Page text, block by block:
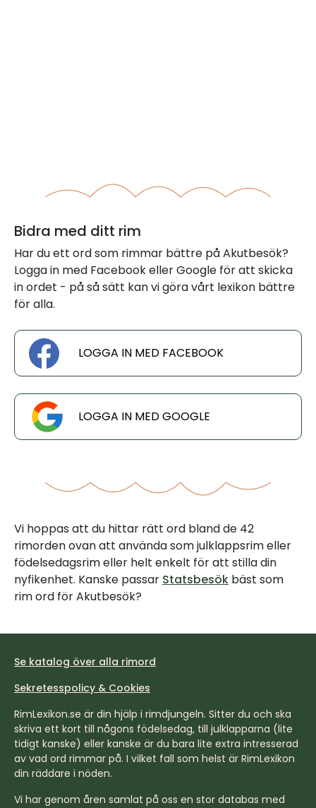
Bidra med ditt rim
Har du ett ord som rimmar bättre på Akutbesök?
Logga in med Facebook eller Google för att skicka
in ordet - på så sätt kan vi göra vårt lexikon bättre
för alla.
LOGGA IN MED FACEBOOK
LOGGA IN MED GOOGLE
Vi hoppas att du hittar rätt ord bland de 42
rimorden ovan att använda som julklappsrim eller
födelsedagsrim eller helt enkelt för att stilla din
nyfikenhet. Kanske passar Statsbesök bäst som
rim ord för Akutbesök?
Se katalog över alla rimord
Sekretesspolicy & Cookies
RimLexikon.se är din hjälp i rimdjungeln. Sitter du och ska
skriva ett kort till någons födelsedag, till julklapparna (lite
tidigt kanske) eller kanske är du bara lite extra intresserad
av vad ord rimmar på. I vilket fall som helst är RimLexikon
din räddare i nöden.
Vi har genom åren samlat på oss en stor databas med